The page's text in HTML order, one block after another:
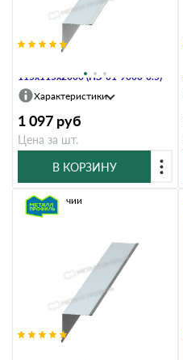
115х115х2000 (ПЭ-01-9003-0.5)
Характеристики
1 097 руб
Цена за шт.
В КОРЗИНУ
В наличии